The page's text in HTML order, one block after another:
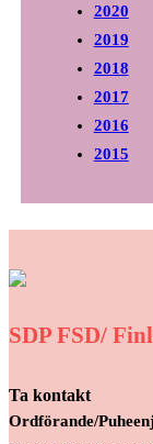
2020
2019
2018
2017
2016
2015
SDP FSD/
Ta kontakt
Ordförande/